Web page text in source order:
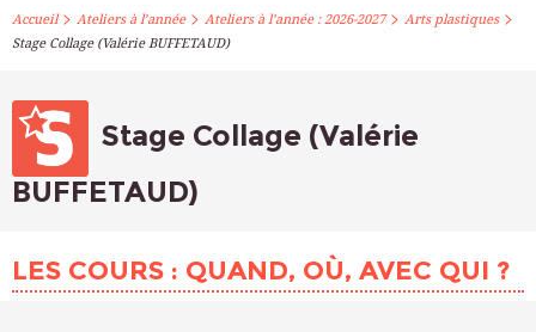
PARIS ATELIERS
ATELIERS À L’ANNÉE
STAGES PONCTUELS
S’INSCRIRE
Accueil> Ateliers à l’année> Ateliers à l’année : 2026-2027> Arts plastiques>
Stage Collage (Valérie BUFFETAUD)
Stage Collage (Valérie
BUFFETAUD)
LES COURS : QUAND, OÙ, AVEC QUI ?